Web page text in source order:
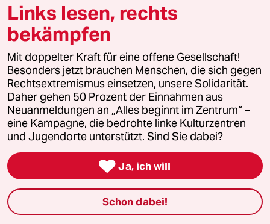
Kantine
Shop
Anzeigen
Fragen & Hilfe
Feedback
Aboservice
Links lesen, rechts
bekämpfen
Mit doppelter Kraft für eine offene Gesellschaft!
Besonders jetzt brauchen Menschen, die sich gegen
Rechtsextremismus einsetzen, unsere Solidarität.
Daher gehen 50 Prozent der Einnahmen aus
Neuanmeldungen an „Alles beginnt im Zentrum“ –
eine Kampagne, die bedrohte linke Kulturzentren
und Jugendorte unterstützt. Sind Sie dabei?
 Ja, ich will
Schon dabei!